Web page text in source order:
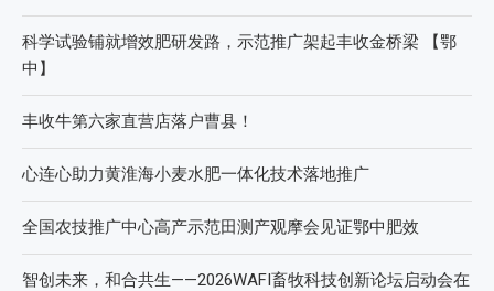
科学试验铺就增效肥研发路，示范推广架起丰收金桥梁 【鄂
中】
丰收牛第六家直营店落户曹县！
心连心助力黄淮海小麦水肥一体化技术落地推广
全国农技推广中心高产示范田测产观摩会见证鄂中肥效
智创未来，和合共生——2026WAFI畜牧科技创新论坛启动会在